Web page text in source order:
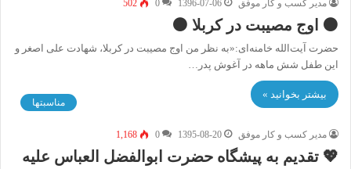
مدیر کسب و کار موفق 1396-07-06
0
502
⚫️ اوج مصیبت در کربلا ⚫️
حضرت آیت‌الله خامنه‌ای:«به نظر من اوج مصیبت در کربلا، شهادت علی اصغر و
این طفل شش ماهه در آغوش پدر…
بیشتر بخوانید »
مناسبتها
مدیر کسب و کار موفق 1395-08-20
0
1,168
💖 تقدیم به پیشگاه حضرت ابوالفضل العباس علیه